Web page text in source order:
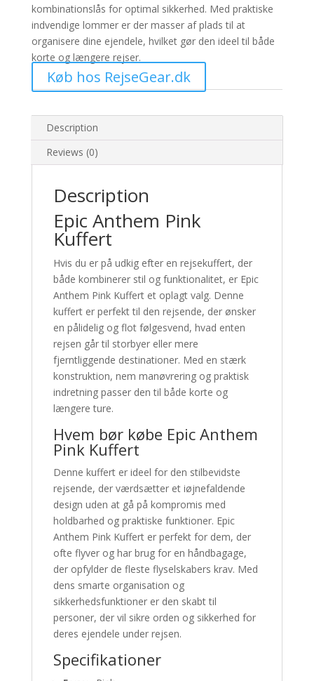
kombinationslås for optimal sikkerhed. Med praktiske
indvendige lommer er der masser af plads til at
organisere dine ejendele, hvilket gør den ideel til både
korte og længere rejser.
Køb hos RejseGear.dk
Description
Reviews (0)
Description
Epic Anthem Pink
Kuffert
Hvis du er på udkig efter en rejsekuffert, der
både kombinerer stil og funktionalitet, er Epic
Anthem Pink Kuffert et oplagt valg. Denne
kuffert er perfekt til den rejsende, der ønsker
en pålidelig og flot følgesvend, hvad enten
rejsen går til storbyer eller mere
fjerntliggende destinationer. Med en stærk
konstruktion, nem manøvrering og praktisk
indretning passer den til både korte og
længere ture.
Hvem bør købe Epic Anthem
Pink Kuffert
Denne kuffert er ideel for den stilbevidste
rejsende, der værdsætter et iøjnefaldende
design uden at gå på kompromis med
holdbarhed og praktiske funktioner. Epic
Anthem Pink Kuffert er perfekt for dem, der
ofte flyver og har brug for en håndbagage,
der opfylder de fleste flyselskabers krav. Med
dens smarte organisation og
sikkerhedsfunktioner er den skabt til
personer, der vil sikre orden og sikkerhed for
deres ejendele under rejsen.
Specifikationer